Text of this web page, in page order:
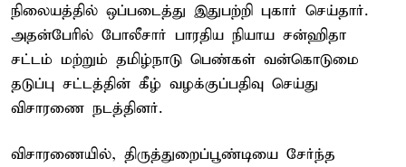
நிலையத்தில் ஒப்படைத்து இதுபற்றி புகார் செய்தார்.
அதன்பேரில் போலீசார் பாரதிய நியாய சன்ஹிதா
சட்டம் மற்றும் தமிழ்நாடு பெண்கள் வன்கொடுமை
தடுப்பு சட்டத்தின் கீழ் வழக்குப்பதிவு செய்து
விசாரணை நடத்தினர்.
விசாரணையில், திருத்துறைப்பூண்டியை சேர்ந்த